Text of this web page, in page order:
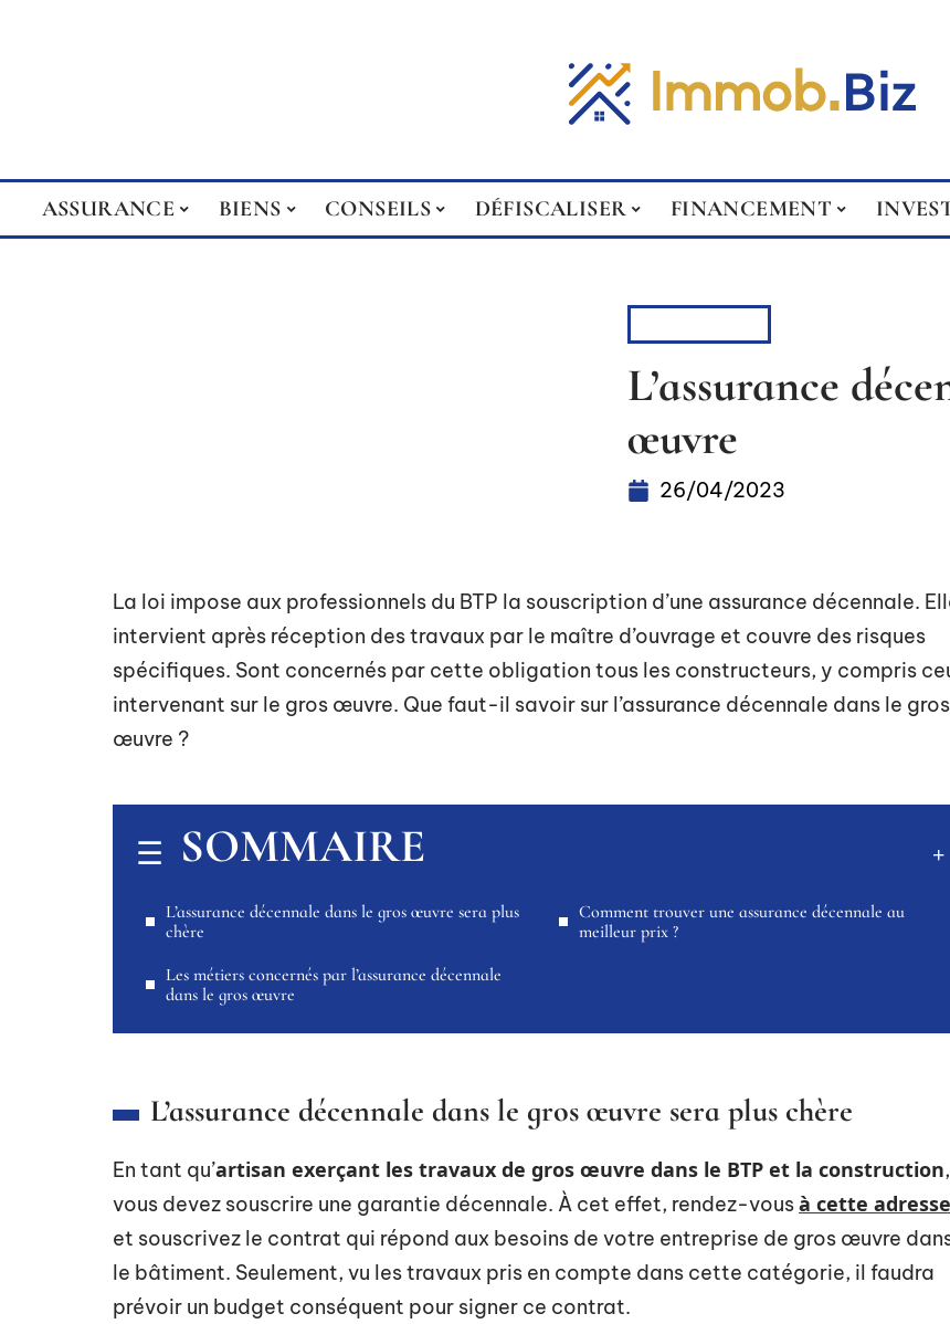
ASSURANCE BIENS CONSEILS DÉFISCALISER FINANCEMENT
L’assurance
œuvre
26/04/2023
La loi impose aux professionnels du BTP la souscription d’une assurance décennale.
intervient après réception des travaux par le maître d’ouvrage et couvre des risques
spécifiques. Sont concernés par cette obligation tous les constructeurs, y compris
intervenant sur le gros œuvre. Que faut-il savoir sur l’assurance décennale dans le gros
œuvre ?
SOMMAIRE
L’assurance décennale dans le gros œuvre sera plus
chère
Les métiers concernés par l’assurance décennale
dans le gros œuvre
Comment trouver une assurance décennale au
meilleur prix ?
L’assurance décennale dans le gros œuvre sera plus chère
En tant qu’artisan exerçant les travaux de gros œuvre dans le BTP et la construction,
vous devez souscrire une garantie décennale. À cet effet, rendez-vousà cette adresse
et souscrivez le contrat qui répond aux besoins de votre entreprise de gros œuvre
le bâtiment. Seulement, vu les travaux pris en compte dans cette catégorie, il faudra
prévoir un budget conséquent pour signer ce contrat.